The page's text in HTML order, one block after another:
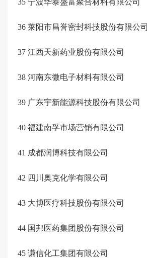
35 宁波华泰盛富聚合材料有限公司
36 莱阳市昌誉密封科技股份有限公司
37 江西天新药业股份有限公司
38 河南东微电子材料有限公司
39 广东宇新能源科技股份有限公司
40 福建南孚市场营销有限公司
41 成都润博科技有限公司
42 四川奥克化学有限公司
43 大博医疗科技股份有限公司
44 国邦医药集团股份有限公司
45 谦信化工集团有限公司